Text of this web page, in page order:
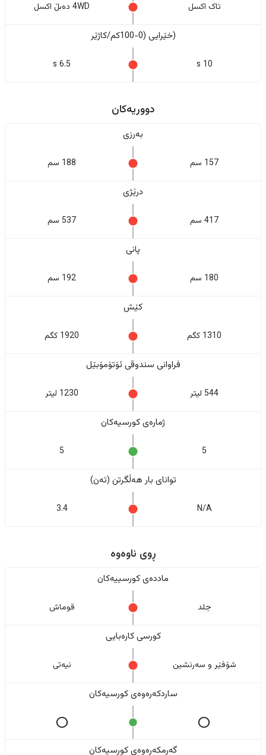
تاک اکسل 4WD دەبڵ اکسل
(خێرایی (0-100کم/کاژێر
10 s
6.5 s
دووریەکان
بەرزی
157 سم 188 سم
درێژی
417 سم 537 سم
پانی
180 سم 192 سم
کێش
1310 کگم 1920 کگم
فراوانی سندوقی ئۆتۆمۆبێل
544 لیتر 1230 لیتر
ژمارەی کورسیەکان
5
5
تواناى بار هەڵگرتن (تەن)
N/A
3.4
ڕوی ناوەوە
ماددەی کورسییەکان
جلد قوماش
کورسی کارەبایی
شۆفێر و سەرنشین نیەتی
ساردکەرەوەی کورسیەکان
گەرمکەرەوەی کورسیەکان